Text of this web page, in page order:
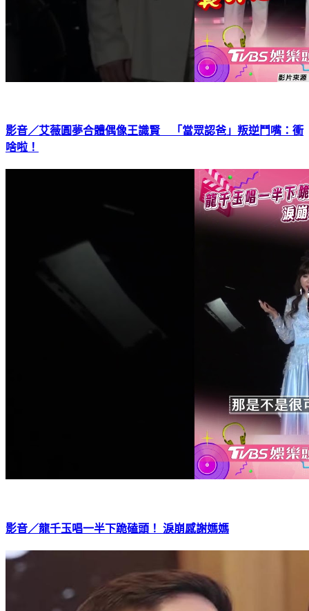
影音／艾薇圓夢合體偶像王識賢 「當眾認爸」叛逆鬥嘴：衝
啥啦！
影音／龍千玉唱一半下跪磕頭！ 淚崩感謝媽媽